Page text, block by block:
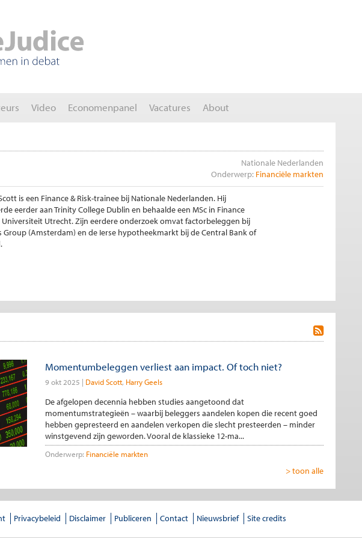
Video Economenpanel Vacatures About
Nationale Nederlanden
Onderwerp: Financiële markten
is een Finance & Risk-trainee bij Nationale Nederlanden. Hij
eerder aan Trinity College Dublin en behaalde een MSc in Finance
Universiteit Utrecht. Zijn eerdere onderzoek omvat factorbeleggen bij
Group (Amsterdam) en de Ierse hypotheekmarkt bij de Central Bank of
Momentumbeleggen verliest aan impact. Of toch niet?
9 okt 2025 David Scott Harry Geels
De afgelopen decennia hebben studies aangetoond dat
momentumstrategieën – waarbij beleggers aandelen kopen die recent goed
hebben gepresteerd en aandelen verkopen die slecht presteerden – minder
winstgevend zijn geworden. Vooral de klassieke 12-ma...
Onderwerp: Financiële markten
> toon alle
Privacybeleid Disclaimer Publiceren Contact Nieuwsbrief Site credits